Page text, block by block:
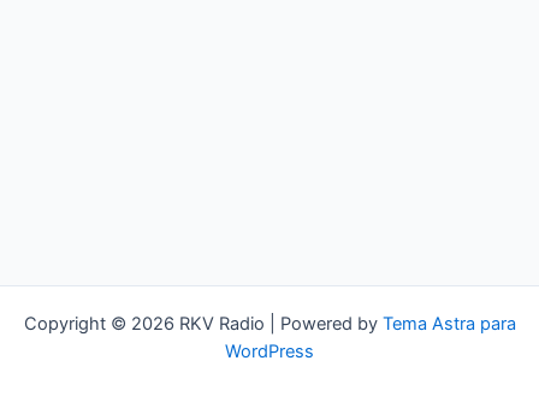
Copyright © 2026 RKV Radio | Powered by Tema Astra para
WordPress